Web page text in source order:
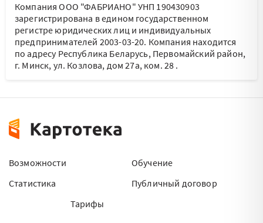
Компания ООО "ФАБРИАНО" УНП 190430903
зарегистрирована в едином государственном
регистре юридических лиц и индивидуальных
предпринимателей 2003-03-20. Компания находится
по адресу Республика Беларусь, Первомайский район,
г. Минск, ул. Козлова, дом 27а, ком. 28 .
Возможности
Статистика
Тарифы
Обучение
Публичный договор